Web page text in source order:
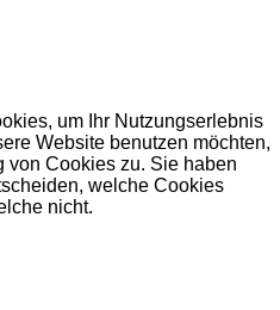
um Ihr Nutzungserlebnis
Website benutzen möchten,
von Cookies zu. Sie haben
welche Cookies
nicht.